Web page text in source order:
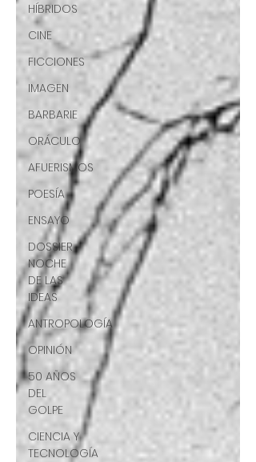
HÍBRIDOS
CINE
FICCIONES
IMAGEN
BARBARIE
ORÁCULO
AFUERISMOS
POESÍA
ENSAYO
DOSSIER
NOCHE
DE LAS
IDEAS
ANTROPOLOGÍA
OPINIÓN
50 AÑOS
DEL
GOLPE
CIENCIA Y
TECNOLOGÍA